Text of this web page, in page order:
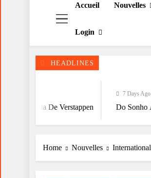
Accueil Nouvelles
Login
HEADLINES
Verstappen Do Sonho À Vitória
Home Nouvelles International